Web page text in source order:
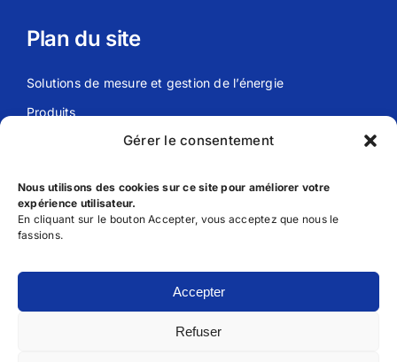
Gérer le consentement
Nous utilisons des cookies sur ce site pour améliorer votre
expérience utilisateur.
En cliquant sur le bouton Accepter, vous acceptez que nous le
fassions.
Accepter
Refuser
Plan du site
Solutions de mesure et gestion de l’énergie
Produits
Liens utils
Conditions générales d’utilisation